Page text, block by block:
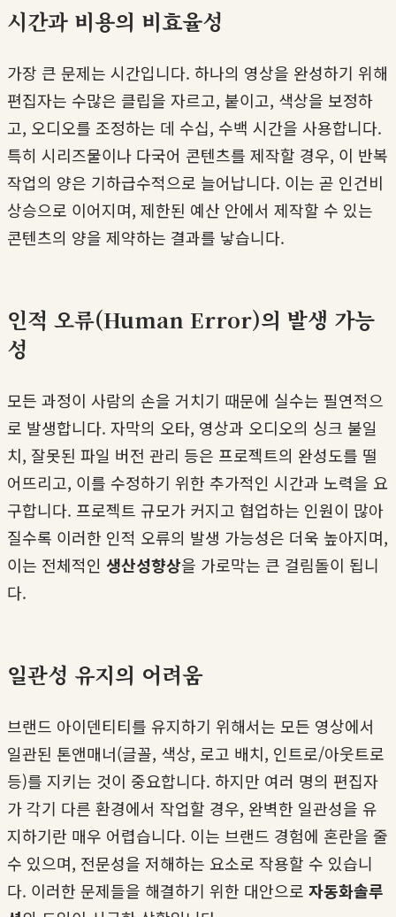
시간과 비용의 비효율성
가장 큰 문제는 시간입니다. 하나의 영상을 완성하기 위해
편집자는 수많은 클립을 자르고, 붙이고, 색상을 보정하
고, 오디오를 조정하는 데 수십, 수백 시간을 사용합니다.
특히 시리즈물이나 다국어 콘텐츠를 제작할 경우, 이 반복
작업의 양은 기하급수적으로 늘어납니다. 이는 곧 인건비
상승으로 이어지며, 제한된 예산 안에서 제작할 수 있는
콘텐츠의 양을 제약하는 결과를 낳습니다.
인적 오류(Human Error)의 발생 가능
성
모든 과정이 사람의 손을 거치기 때문에 실수는 필연적으
로 발생합니다. 자막의 오타, 영상과 오디오의 싱크 불일
치, 잘못된 파일 버전 관리 등은 프로젝트의 완성도를 떨
어뜨리고, 이를 수정하기 위한 추가적인 시간과 노력을 요
구합니다. 프로젝트 규모가 커지고 협업하는 인원이 많아
질수록 이러한 인적 오류의 발생 가능성은 더욱 높아지며,
이는 전체적인 생산성향상을 가로막는 큰 걸림돌이 됩니
다.
일관성 유지의 어려움
브랜드 아이덴티티를 유지하기 위해서는 모든 영상에서
일관된 톤앤매너(글꼴, 색상, 로고 배치, 인트로/아웃트로
등)를 지키는 것이 중요합니다. 하지만 여러 명의 편집자
가 각기 다른 환경에서 작업할 경우, 완벽한 일관성을 유
지하기란 매우 어렵습니다. 이는 브랜드 경험에 혼란을 줄
수 있으며, 전문성을 저해하는 요소로 작용할 수 있습니
다. 이러한 문제들을 해결하기 위한 대안으로 자동화솔루